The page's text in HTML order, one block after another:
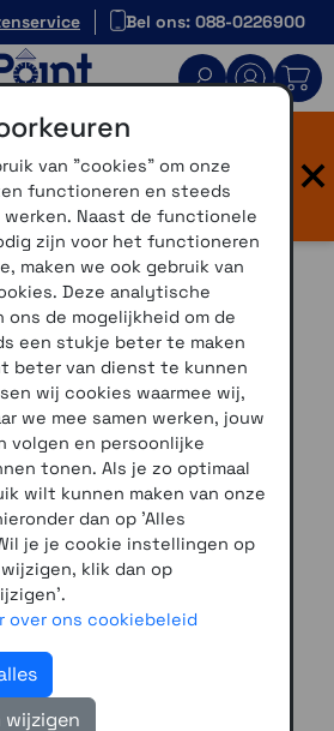
Bel ons: 088-0226900
Onze website heeft
Dezelfde vertrouwde
dan in een modern jasje.
nieuw is.
×
>Overige bandjes
polsband
920XT
van "cookies" om onze
functioneren en steeds
Naast de functionele
zijn voor het functioneren
maken we ook gebruik van
Deze analytische
ons de mogelijkheid om de
een stukje beter te maken
beter van dienst te kunnen
wij cookies waarmee wij,
we mee samen werken, jouw
volgen en persoonlijke
tonen. Als je zo optimaal
wilt kunnen maken van onze
dan op 'Alles
je je cookie instellingen op
klik dan op
over ons cookiebeleid
wijzigen